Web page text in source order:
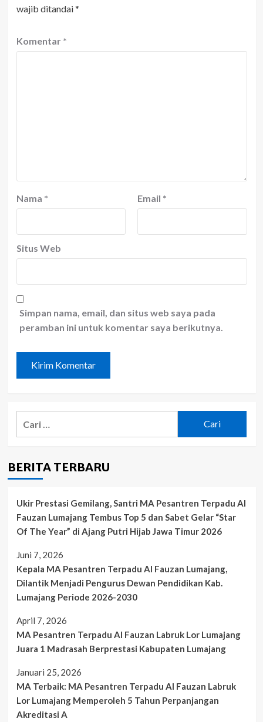
wajib ditandai*
Komentar *
Nama * Email *
Situs Web
Simpan nama, email, dan situs web saya pada
peramban ini untuk komentar saya berikutnya.
BERITA TERBARU
Ukir Prestasi Gemilang, Santri MA Pesantren Terpadu Al
Fauzan Lumajang Tembus Top 5 dan Sabet Gelar “Star
Of The Year” di Ajang Putri Hijab Jawa Timur 2026
Juni 7, 2026
Kepala MA Pesantren Terpadu Al Fauzan Lumajang,
Dilantik Menjadi Pengurus Dewan Pendidikan Kab.
Lumajang Periode 2026-2030
April 7, 2026
MA Pesantren Terpadu Al Fauzan Labruk Lor Lumajang
Juara 1 Madrasah Berprestasi Kabupaten Lumajang
Januari 25, 2026
MA Terbaik: MA Pesantren Terpadu Al Fauzan Labruk
Lor Lumajang Memperoleh 5 Tahun Perpanjangan
Akreditasi A